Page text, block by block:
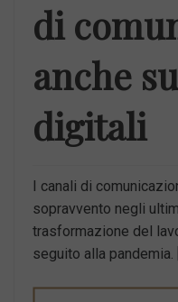
di
anche
digitali
I canali di
sopravvento negli
trasformazione del
seguito alla pandemia.